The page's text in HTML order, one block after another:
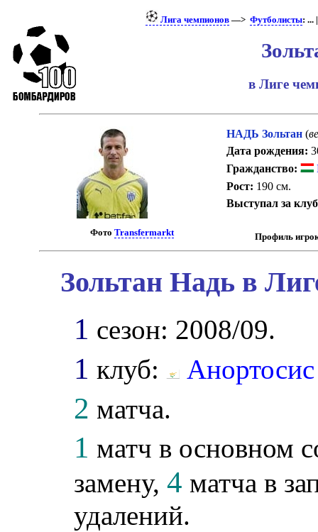
Лига чемпионов—> Футболисты: ...
в Лиге
Фото Transfermarkt
НАДЬ Зольтан(
Дата рождения:
Гражданство:
Рост: 190 см.
Выступал за
Профиль
Зольтан Надь в
1 сезон: 2008/09.
1 клуб: Анортосис
2 матча.
1 матч в основном
замену,4 матча в
удалений.